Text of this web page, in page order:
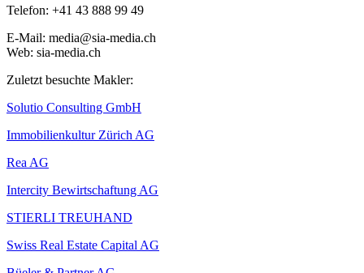
Telefon: +41 43 888 99 49
E-Mail: media@sia-media.ch
Web: sia-media.ch
Zuletzt besuchte Makler:
Solutio Consulting GmbH
Immobilienkultur Zürich AG
Rea AG
Intercity Bewirtschaftung AG
STIERLI TREUHAND
Swiss Real Estate Capital AG